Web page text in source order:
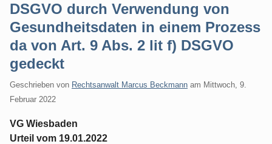
DSGVO durch Verwendung von
Gesundheitsdaten in einem Prozess
da von Art. 9 Abs. 2 lit f) DSGVO
gedeckt
Geschrieben von Rechtsanwalt Marcus Beckmann am Mittwoch, 9.
Februar 2022
VG Wiesbaden
Urteil vom 19.01.2022